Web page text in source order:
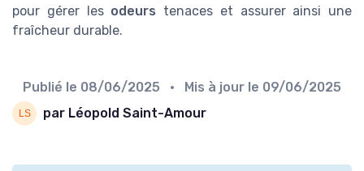
pour gérer les odeurs tenaces et assurer ainsi une
fraîcheur durable.
Publié le 08/06/2025 • Mis à jour le 09/06/2025
par Léopold Saint-Amour